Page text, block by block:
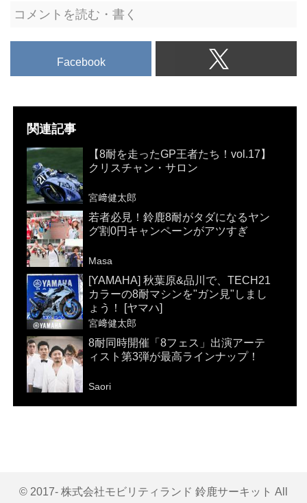
コメントを読む・書く
Facebook
関連記事
【8耐を走ったGP王者たち！vol.17】
クリスチャン・サロン
宮﨑健太郎
若者必見！鈴鹿8耐がタダになるヤン
グ割0円キャンペーンがアツすぎ
Masa
[YAMAHA] 秋葉原&品川で、TECH21
カラーの8耐マシンを"ガン見"しまし
ょう！ [ヤマハ]
宮﨑健太郎
8耐同時開催「8フェス」出演アーテ
ィスト第3弾が最高ラインナップ！
Saori
© 2017- 株式会社モビリティランド 鈴鹿サーキット All